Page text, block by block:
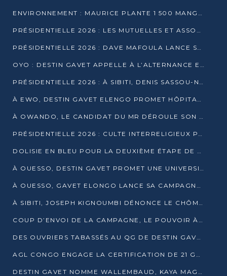
ENVIRONNEMENT : MAURICE PLANTE 1 500 MANGROVES POUR HONORER WANGARI MAATHAI
PRÉSIDENTIELLE 2026 : LES MUTUELLES ET ASSOCIATIONS S’IMPLIQUENT DANS LA CAMPAGNE ÉLECTORALE À TIÉ-TIÉ 2 (POINTE-NOIRE)
PRÉSIDENTIELLE 2026 : DAVE MAFOULA LANCE SA « VAGUE DU NOUVEAU DÉPART » À IMPFONDO
OYO : DESTIN GAVET APPELLE À L’ALTERNANCE ET À LA RESPONSABILITÉ DE LA JEUNESSE
PRÉSIDENTIELLE 2026 : À SIBITI, DENIS SASSOU-N’GUESSO PARIE SUR LES RESSOURCES DE LA LEKOUMOU
À EWO, DESTIN GAVET ELENGO PROMET HÔPITAL, CHEMIN DE FER ET AUDIT DES FINANCES PUBLIQUES
À OWANDO, LE CANDIDAT DU MR DÉROULE SON PROGRAMME DE “CHANGEMENT”
PRÉSIDENTIELLE 2026 : CULTE INTERRELIGIEUX POUR LA PAIX À OUENZÉ
DOLISIE EN BLEU POUR LA DEUXIÈME ÉTAPE DE CAMPAGNE DE DSN
À OUESSO, DESTIN GAVET PROMET UNE UNIVERSITÉ POUR LA SANGHA
À OUESSO, GAVET ELONGO LANCE SA CAMPAGNE SOUS LE SIGNE DU RENOUVEAU
À SIBITI, JOSEPH KIGNOUMBI DÉNONCE LE CHÔMAGE ET LES DÉFAILLANCES DE L’ÉTAT
COUP D’ENVOI DE LA CAMPAGNE, LE POUVOIR À POINTE-NOIRE, L’OPPOSITION À OUESSO ET SIBITI
DES OUVRIERS TABASSÉS AU QG DE DESTIN GAVET À 24 HEURES DE L’OUVERTURE DE LA CAMPAGNE
AGL CONGO ENGAGE LA CERTIFICATION DE 21 GRUTIERS AUX NORMES INTERNATIONALES
DESTIN GAVET NOMME WALLEMBAUD, KAYA MAGANE, BOUDZIKA ET MBOUSSA-ELLAH AUX COMMANDES DE SA CAMPAGNE